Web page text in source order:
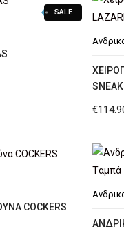
SALE
€
COCKERS